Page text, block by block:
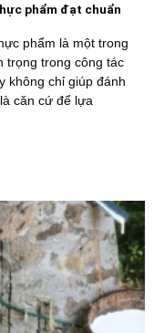
phẩm đạt chuẩn
phẩm là một trong
trọng trong công tác
không chỉ giúp đánh
căn cứ để lựa